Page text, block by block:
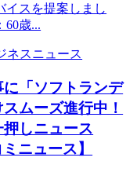
イスを提案しまし
60歳...
ネスニュース
「ソフトランデ
ムーズ進行中！
しニュース
ニュース】